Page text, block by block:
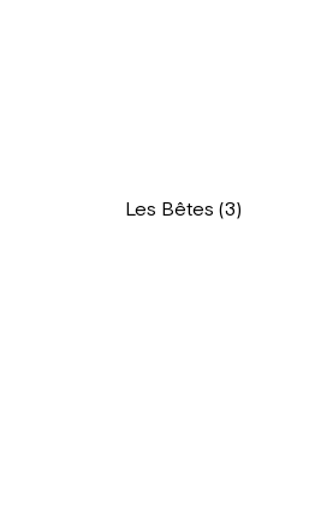
Les Bêtes (3)